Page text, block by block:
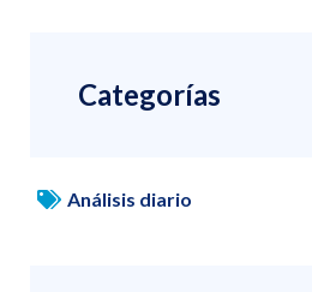
Categorías
Análisis diario